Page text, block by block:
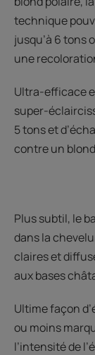
technique
jusqu’à 6 tons
une
Ultra-efficace
super-
5 tons et
contre un
Plus subtil, le
dans la
claires et
aux bases
Ultime façon
ou moins
l’intensité de